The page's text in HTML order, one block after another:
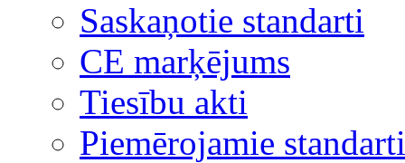
Saskaņotie standarti
CE marķējums
Tiesību akti
Piemērojamie standarti